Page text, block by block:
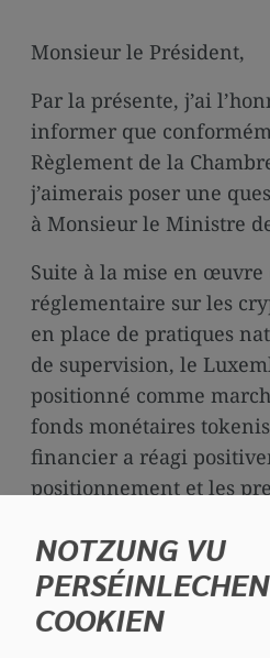
links
Monsieur le Président,
Par la présente, j’ai
informer que
Règlement de la
j’aimerais poser une
à Monsieur le Ministre
Suite à la mise en œuvre
réglementaire sur les
en place de pratiques
de supervision, le
positionné comme
fonds monétaires
financier a réagi
positionnement et les
Cette évolution est
ces fonds constituent un
croissance conséquent
NOTZUNG VU
COOKIEN